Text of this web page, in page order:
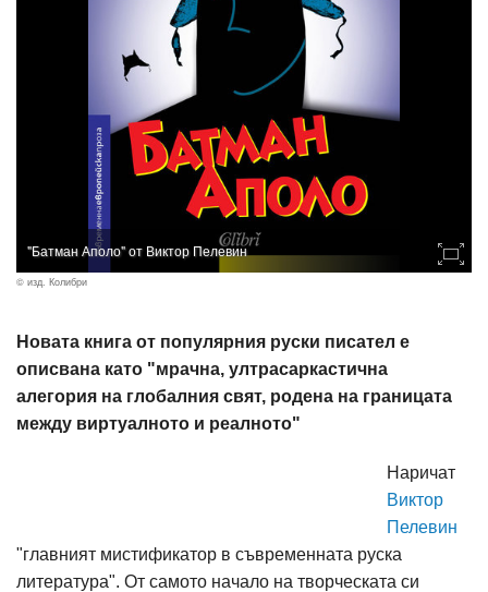
"Батман Аполо" от Виктор Пелевин
© изд. Колибри
Новата книга от популярния руски писател е
описвана като "мрачна, ултрасаркастична
алегория на глобалния свят, родена на границата
между виртуалното и реалното"
Наричат
Виктор
Пелевин
"главният мистификатор в съвременната руска
литература". От самото начало на творческата си